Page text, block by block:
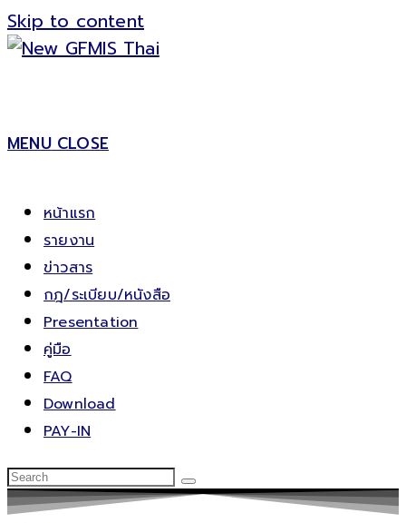
Skip to content
MENU CLOSE
หน้าแรก
รายงาน
ข่าวสาร
กฎ/ระเบียบ/หนังสือ
Presentation
คู่มือ
FAQ
Download
PAY-IN